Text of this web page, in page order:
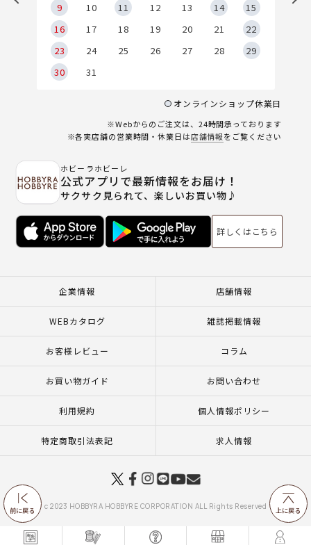
前に戻る 上に戻る
9
10 11 12 13 14
15
16
17 18 19 20 21
22
23
24 25 26 27 28
29
30
31
オンラインショップ休業日
※Webからのご注文は、24時間承っております
※各実店舗の営業時間・休業日は店舗情報をご覧ください
ホビーラホビーレ
公式アプリで最新情報をお届け！
サクサク見られて、楽しいお買い物♪
詳しくはこちら
企業情報 店舗情報
WEBカタログ 雑誌掲載情報
お客様レビュー コラム
お買い物ガイド お問い合わせ
利用規約 個人情報ポリシー
特定商取引法表記 求人情報
c 2023 HOBBYRA HOBBYRE CORPORATION ALL Rights Reserved